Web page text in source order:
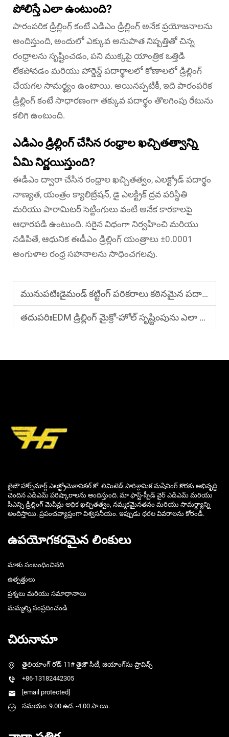
పోలిస్తే ఎలా ఉంటుంది?
పారంపరిక డ్రిల్లింగ్ కంటే ఎడిఎం డ్రిల్లింగ్ అనేక ప్రయోజనాలను
అందిస్తుంది, అందులో ఎక్కువ అనుపాత నిష్పత్తితో చిన్న
రంధ్రాలను సృష్టించడం, పని ముక్కపై యాంత్రిక ఒత్తిడి
లేకపోవడం మరియు హార్డెన్డ్ పదార్థాలలో కోణాలలో డ్రిల్లింగ్
చేయగల సామర్థ్యం ఉంటాయి. అయినప్పటికీ, ఇది పారంపరిక
డ్రిల్లింగ్ కంటే సాధారణంగా తక్కువ పదార్థం తొలగింపు రేటును
కలిగి ఉంటుంది.
ఎడిఎం డ్రిల్లింగ్ చేసిన రంధ్రాల ఖచ్చితత్వాన్ని
ఏమి నిర్ణయిస్తుంది?
ఈడీఎం ద్వారా చేసిన రంధ్రాల ఖచ్చితత్వం, ఎలక్ట్రోడ్ పదార్థం
నాణ్యత, యంత్రం క్యాలిబ్రేషన్, డై ఎలక్ట్రిక్ ద్రవ పరిస్థితి
మరియు పారామిటర్ సెట్టింగులు వంటి అనేక కారకాలపై
ఆధారపడి ఉంటుంది. సరైన విధంగా నిర్వహించి మరియు
నడిపితే, ఆధునిక ఈడీఎం డ్రిల్లింగ్ యంత్రాలు ±0.0001
అంగుళాల రంధ్ర సహనాలను సాధించగలవు.
మునుపటిఃడైమండ్ కట్టింగ్ పరికరాలు కఠినమైన పదార్థాలను ఎలా నిర్వహిస్తాయి?
తదుపరిఃEDM డ్రిల్లింగ్ మైక్రో-హోల్ సృష్టింపును ఎలా నిర్వహిస్తుంది?
తైజౌ హార్స్‌మార్గ్ ఎలక్ట్రోమెకానికల్ కో. లిమిటెడ్ పారిశ్రామిక మషినింగ్ కొరకు అభివృద్ధి
చెందిన ఎడిఎమ్ పరిష్కారాలను అందిస్తుంది. మా ఫాస్ట్-స్పీడ్ వైర్ ఎడిఎమ్ మరియు
సిఎన్సి డ్రిల్లింగ్ మెషిన్లు అధిక ఖచ్చితత్వం, నమ్మకమైనతనం మరియు సామర్థ్యాన్ని
అందిస్తాయి. ప్రపంచవ్యాప్తంగా విశ్వసనీయం. ఇప్పుడు ధరల వివరాలను కోరండి.
ఉపయోగకరమైన లింకులు
మాకు సంబంధించినది
ఉత్పత్తులు
ప్రశ్నలు మరియు సమాధానాలు
మమ్మల్ని సంప్రదించండి
చిరునామా
తైలియాంగ్ రోడ్ 11# తైజౌ సిటీ, జియాంగ్‌సు ప్రావిన్స్
+86-13182442305
[email protected]
సమయం: 9.00 ఉద. -4.00 సా.యి.